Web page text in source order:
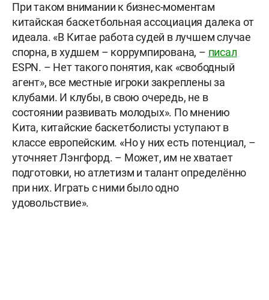
При таком внимании к бизнес-моментам
китайская баскетбольная ассоциация далека от
идеала. «В Китае работа судей в лучшем случае
спорна, в худшем – коррумпирована, – писал
ESPN. – Нет такого понятия, как «свободный
агент», все местные игроки закреплены за
клубами. И клубы, в свою очередь, не в
состоянии развивать молодых». По мнению
Кита, китайские баскетболисты уступают в
классе европейским. «Но у них есть потенциал, –
уточняет Лэнгфорд. – Может, им не хватает
подготовки, но атлетизм и талант определённо
при них. Играть с ними было одно
удовольствие».